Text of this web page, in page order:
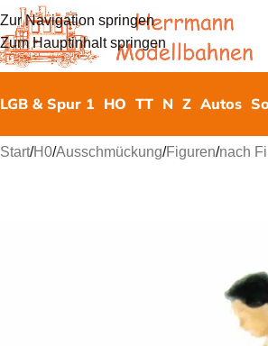
Zur Navigation springen
Zum Hauptinhalt springen
LGB & Spur 1 HO TT N Z Autos
Start/H0/Ausschmückung/Figuren/nach